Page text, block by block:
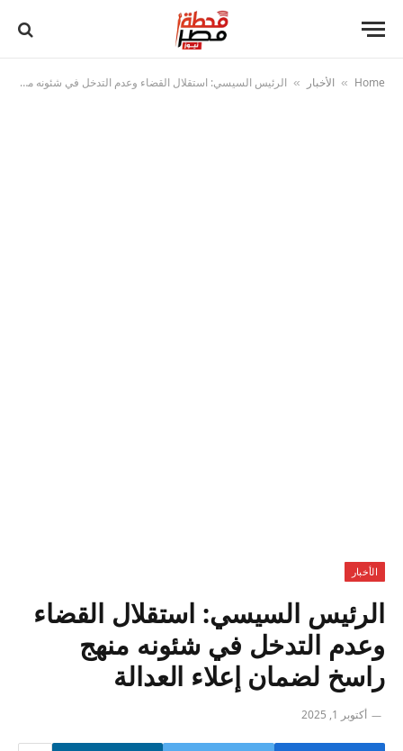
Home
» الأخبار » الرئيس السيسي: استقلال القضاء وعدم التدخل في شئونه منهج راسخ لضمان إعلاء العدالة
الأخبار
الرئيس السيسي: استقلال القضاء
وعدم التدخل في شئونه منهج
راسخ لضمان إعلاء العدالة
أكتوبر 1, 2025